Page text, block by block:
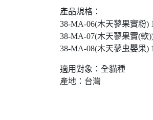
產品規格：
38-MA-06(木天蓼果實粉)
38-MA-07(木天蓼果實(軟
38-MA-08(木天蓼虫嬰果)
適用對象：全貓種
產地：台灣